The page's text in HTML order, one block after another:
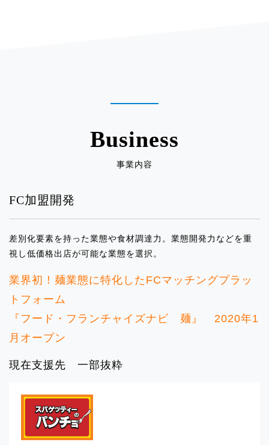
イベント出店のお知らせ「マルイ国分
2025.04.01
イベント出店のお知らせ「そごう横浜」
2025.04.01
イベント出店のお知らせ「ニュウマン新
2025.03.07
イベント出店のお知らせ「マイスイーツ
2025.03.07
エ」
2025.02.28
Business
事業内容
FC加盟開発
差別化要素を持った業態や食材調達力。業態開発力などを重
視し低価格出店が可能な業態を選択。
業界初！麺業態に特化したFCマッチングプラッ
トフォーム
『フード・フランチャイズナビ 麺』 2020年1
月オープン
現在支援先 一部抜粋